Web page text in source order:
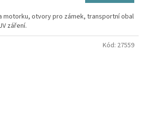
motorku, otvory pro zámek, transportní obal
záření.
Kód: 27559